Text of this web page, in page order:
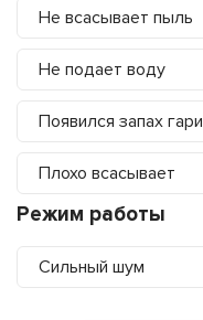
Не всасывает пыль
Не подает воду
Появился запах гари
Плохо всасывает
Режим работы
Сильный шум